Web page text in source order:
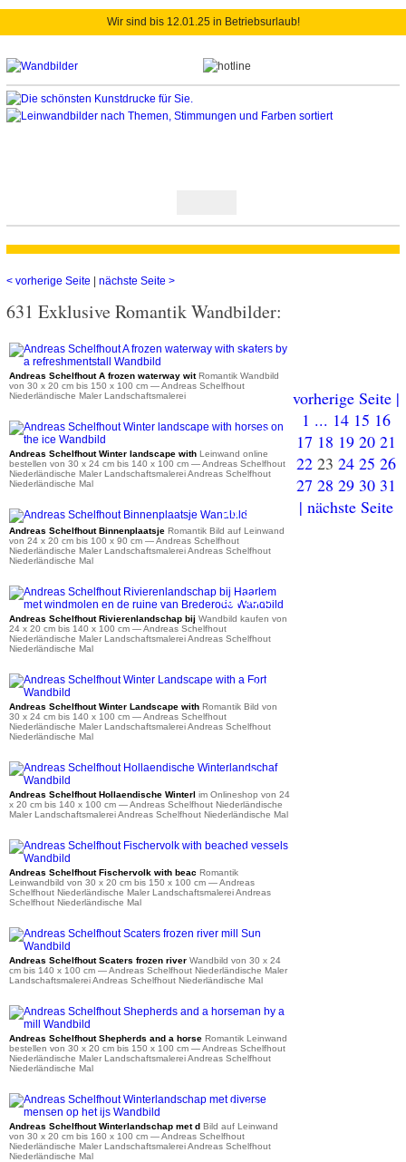
Wir sind bis 12.01.25 in Betriebsurlaub!
< vorherige Seite nächste Seite >
631 Exklusive Romantik Wandbilder:
ab 36 €
Andreas Schelfhout A frozen waterway witRomantik Wandbild
von 30 x 20 cm bis 150 x 100 cm — Andreas Schelfhout
Niederländische Maler Landschaftsmalerei
ab 41 €
Andreas Schelfhout Winter landscape withLeinwand online
bestellen von 30 x 24 cm bis 140 x 100 cm — Andreas Schelfhout
Niederländische Maler Landschaftsmalerei Andreas Schelfhout
Niederländische Mal
ab 35 €
Andreas Schelfhout BinnenplaatsjeRomantik Bild auf Leinwand
von 24 x 20 cm bis 100 x 90 cm — Andreas Schelfhout
Niederländische Maler Landschaftsmalerei Andreas Schelfhout
Niederländische Mal
ab 35 €
Andreas Schelfhout Rivierenlandschap bij Wandbild kaufen von
24 x 20 cm bis 140 x 100 cm — Andreas Schelfhout
Niederländische Maler Landschaftsmalerei Andreas Schelfhout
Niederländische Mal
ab 41 €
Andreas Schelfhout Winter Landscape withRomantik Bild von
30 x 24 cm bis 140 x 100 cm — Andreas Schelfhout
Niederländische Maler Landschaftsmalerei Andreas Schelfhout
Niederländische Mal
ab 35 €
Andreas Schelfhout Hollaendische Winterl im Onlineshop von 24
x 20 cm bis 140 x 100 cm — Andreas Schelfhout Niederländische
Maler Landschaftsmalerei Andreas Schelfhout Niederländische Mal
ab 36 €
Andreas Schelfhout Fischervolk with beac Romantik
Leinwandbild von 30 x 20 cm bis 150 x 100 cm — Andreas
Schelfhout Niederländische Maler Landschaftsmalerei Andreas
Schelfhout Niederländische Mal
ab 41 €
Andreas Schelfhout Scaters frozen river Wandbild von 30 x 24
cm bis 140 x 100 cm — Andreas Schelfhout Niederländische Maler
Landschaftsmalerei Andreas Schelfhout Niederländische Mal
ab 36 €
Andreas Schelfhout Shepherds and a horseRomantik Leinwand
bestellen von 30 x 20 cm bis 150 x 100 cm — Andreas Schelfhout
Niederländische Maler Landschaftsmalerei Andreas Schelfhout
Niederländische Mal
ab 36 €
Andreas Schelfhout Winterlandschap met dBild auf Leinwand
von 30 x 20 cm bis 160 x 100 cm — Andreas Schelfhout
Niederländische Maler Landschaftsmalerei Andreas Schelfhout
Niederländische Mal
vorherige Seite |
1 ... 14 15 16
17 18 19 20 21
22 23 24 25 26
27 28 29 30 31
| nächste Seite